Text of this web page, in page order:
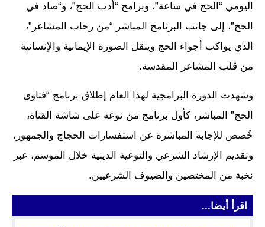
اليومي “الحج في ساعة”، وبرامج “أدب الحج”، و“صاد في
الحج”، إلى جانب البرنامج المباشر “من رحاب المشاعر”،
الذي يواكب أجواء الحج وينقل الصورة الإيمانية والإنسانية
من قلب المشاعر المقدسة.
وشهدت الدورة البرامجية لهذا العام إطلاق برنامج “فتاوى
الحج” المباشر، كأول برنامج من نوعه على شاشة القناة،
خُصص للإجابة المباشرة عن استفسارات الحجاج والجمهور،
وتقديم الإرشاد الشرعي والتوعية الدينية خلال الموسم، عبر
نخبة من المختصين والضيوف الشرعيين.
اقرأ أيضا...